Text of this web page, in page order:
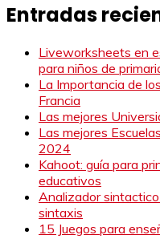
Entradas
Liveworksheets en
para niños de
La Importancia de
Francia
Las mejores
Las mejores
2024
Kahoot: guía para
educativos
Analizador
sintaxis
15 Juegos para